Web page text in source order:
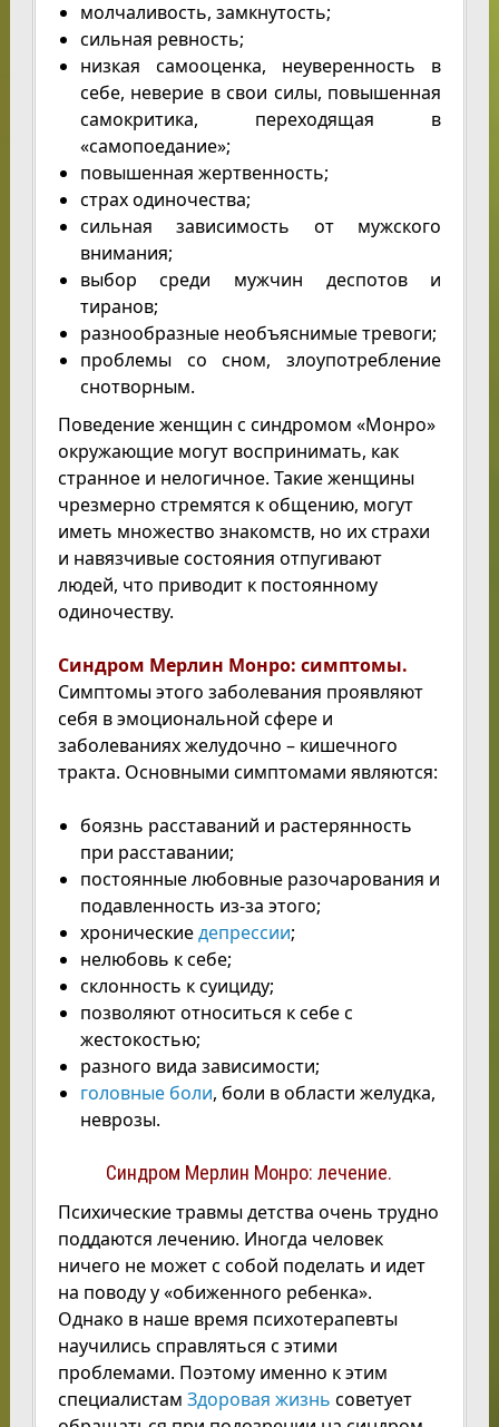
молчаливость, замкнутость;
сильная ревность;
низкая самооценка, неуверенность в
себе, неверие в свои силы, повышенная
самокритика, переходящая в
«самопоедание»;
повышенная жертвенность;
страх одиночества;
сильная зависимость от мужского
внимания;
выбор среди мужчин деспотов и
тиранов;
разнообразные необъяснимые тревоги;
проблемы со сном, злоупотребление
снотворным.
Поведение женщин с синдромом «Монро»
окружающие могут воспринимать, как
странное и нелогичное. Такие женщины
чрезмерно стремятся к общению, могут
иметь множество знакомств, но их страхи
и навязчивые состояния отпугивают
людей, что приводит к постоянному
одиночеству.
Синдром Мерлин Монро: симптомы.
Симптомы этого заболевания проявляют
себя в эмоциональной сфере и
заболеваниях желудочно – кишечного
тракта. Основными симптомами являются:
боязнь расставаний и растерянность
при расставании;
постоянные любовные разочарования и
подавленность из-за этого;
хроническиедепрессии;
нелюбовь к себе;
склонность к суициду;
позволяют относиться к себе с
жестокостью;
разного вида зависимости;
головные боли, боли в области желудка,
неврозы.
Синдром Мерлин Монро: лечение.
Психические травмы детства очень трудно
поддаются лечению. Иногда человек
ничего не может с собой поделать и идет
на поводу у «обиженного ребенка».
Однако в наше время психотерапевты
научились справляться с этими
проблемами. Поэтому именно к этим
специалистам Здоровая жизнь советует